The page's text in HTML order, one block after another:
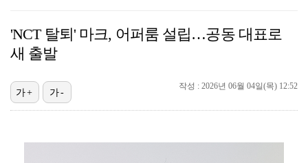
에스파, 고척돔 입성…공연 시작 40분 만에 첫 인사 …
'리그 2연패 정조준' 아스널, 뉴캐슬서 기마랑이스 영…
"언론사 대표·국회의원도"…최연청, 판사 남편까지 화려…
'NCT 탈퇴' 마크, 어퍼룸 설립…공동 대표로
새 출발
작성 : 2026년 06월 04일(목) 12:52
가+ 가-